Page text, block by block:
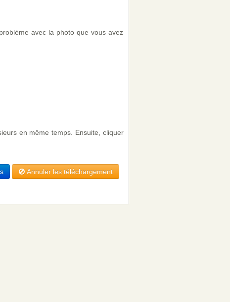
avec la photo que vous avez
en même temps. Ensuite, cliquer
Annuler les téléchargement